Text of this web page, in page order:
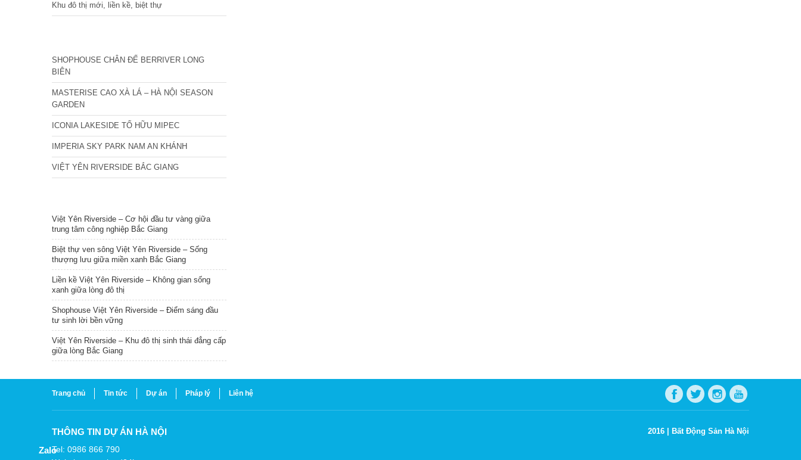
Khu đô thị mới, liền kề, biệt thự
SHOPHOUSE CHÂN ĐẾ BERRIVER LONG
BIÊN
MASTERISE CAO XÀ LÁ – HÀ NỘI SEASON
GARDEN
ICONIA LAKESIDE TỐ HỮU MIPEC
IMPERIA SKY PARK NAM AN KHÁNH
VIỆT YÊN RIVERSIDE BẮC GIANG
Việt Yên Riverside – Cơ hội đầu tư vàng giữa
trung tâm công nghiệp Bắc Giang
Biệt thự ven sông Việt Yên Riverside – Sống
thượng lưu giữa miền xanh Bắc Giang
Liền kề Việt Yên Riverside – Không gian sống
xanh giữa lòng đô thị
Shophouse Việt Yên Riverside – Điểm sáng đầu
tư sinh lời bền vững
Việt Yên Riverside – Khu đô thị sinh thái đẳng cấp
giữa lòng Bắc Giang
Trang chủ Tin tức Dự án Pháp lý Liên hệ
THÔNG TIN DỰ ÁN HÀ NỘI
Tel: 0986 866 790
2016 | Bất Động Sản Hà Nội
Zalo